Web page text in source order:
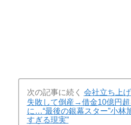
次の記事に続く 会社立ち上
失敗して倒産→借金10億円超
に…“最後の銀幕スター”小林
すぎる現実”